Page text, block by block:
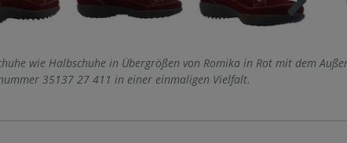
wie Halbschuhe in Übergrößen von Romika in Rot mit dem
35137 27 411 in einer einmaligen Vielfalt.